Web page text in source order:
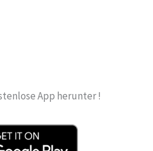
App herunter !